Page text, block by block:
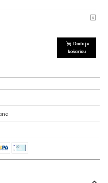
Dodaj u
košaricu